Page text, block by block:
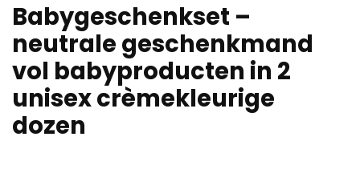
Babygeschenkset –
neutrale geschenkmand
vol babyproducten in 2
unisex crèmekleurige
dozen